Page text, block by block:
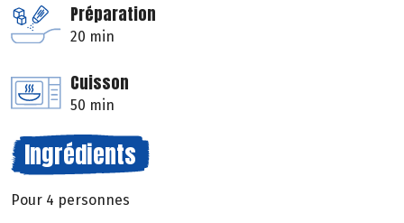
Préparation
20 min
Cuisson
50 min
Ingrédients
Pour 4 personnes